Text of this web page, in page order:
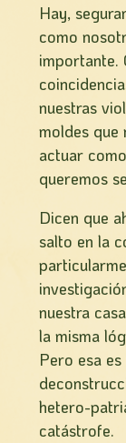
Hay,
como
importante.
nuestras
moldes que
actuar
queremos
Dicen que
salto en la
nuestra
la misma
Pero esa
hetero-
catástrofe.